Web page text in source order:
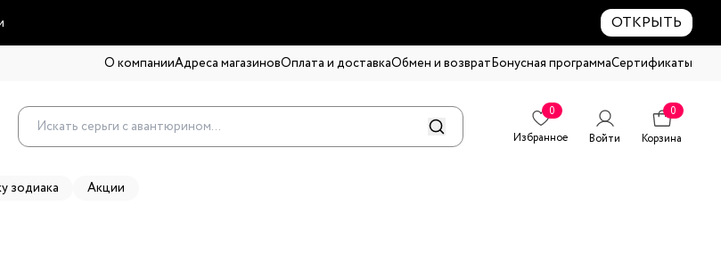
ОТКРЫТЬ
О компанииАдреса магазиновОплата и доставкаОбмен и возвратБонусная программаСертификаты
0
Избранное
Войти
0
Корзина
зодиака Акции